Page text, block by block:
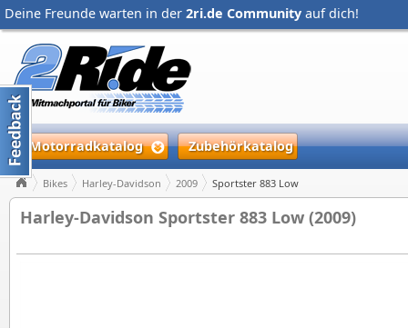
Deine Freunde warten in der 2ri.de Community auf dich!
Motorradkatalog Zubehörkatalog
Bikes Harley-Davidson 2009 Sportster 883 Low
Harley-Davidson Sportster 883 Low (2009)